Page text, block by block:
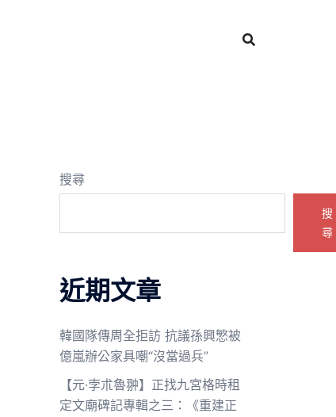
搜尋
搜
尋
近期文章
韓國隊傳周全拒訪 抗議孫興慜被
億嵐辦公家具嘲“沒當過兵”
【元·孛朮魯翀】正找九宮格時租
定文廟碑記專輯之三：《重建正